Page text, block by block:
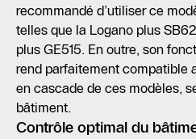
recommandé d’utiliser ce
telles que la Logano plus
plus GE515. En outre, son
rend parfaitement compatible
en cascade de ces modèles,
bâtiment.
Contrôle optimal du